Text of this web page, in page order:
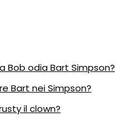
Bob odia Bart Simpson?
Bart nei Simpson?
il clown?